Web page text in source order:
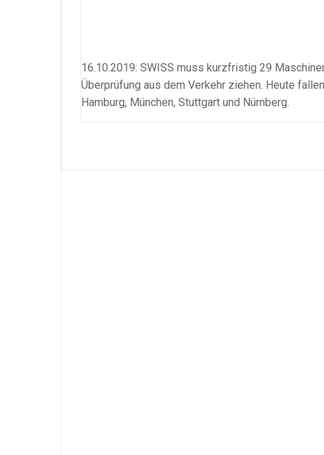
16.10.2019: SWISS muss kurzfristig 29
Überprüfung aus dem Verkehr ziehen. Heute
Hamburg, München, Stuttgart und Nürnberg.